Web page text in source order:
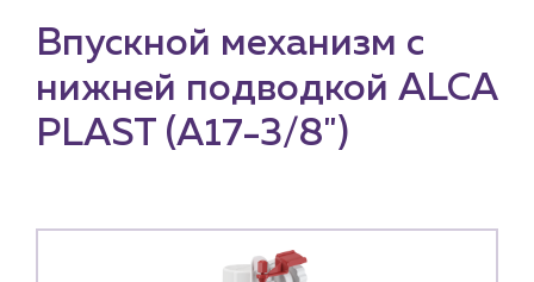
Впускной механизм с
нижней подводкой ALCA
PLAST (A17-3/8")